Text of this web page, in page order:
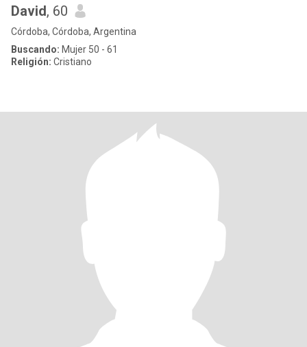
David, 60
Córdoba, Córdoba, Argentina
Buscando: Mujer 50 - 61
Religión: Cristiano